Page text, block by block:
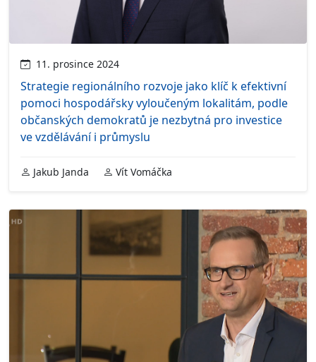
11. prosince 2024
Strategie regionálního rozvoje jako klíč k efektivní
pomoci hospodářsky vyloučeným lokalitám, podle
občanských demokratů je nezbytná pro investice
ve vzdělávání i průmyslu
Jakub Janda Vít Vomáčka